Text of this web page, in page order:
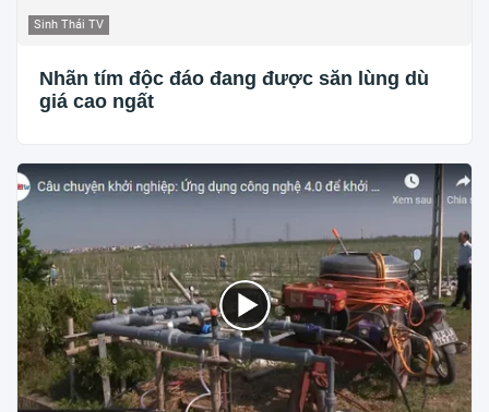
Sinh Thái TV
Nhãn tím độc đáo đang được săn lùng dù
giá cao ngất